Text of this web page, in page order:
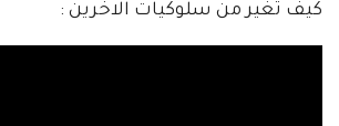
كيف تغير من سلوكيات الاخرين :